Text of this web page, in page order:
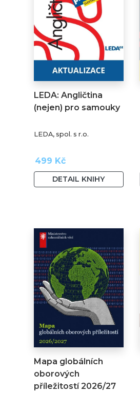
LEDA: Angličtina
(nejen) pro samouky
LEDA, spol. s r.o.
499 Kč
DETAIL KNIHY
Mapa globálních
oborových
příležitostí 2026/27